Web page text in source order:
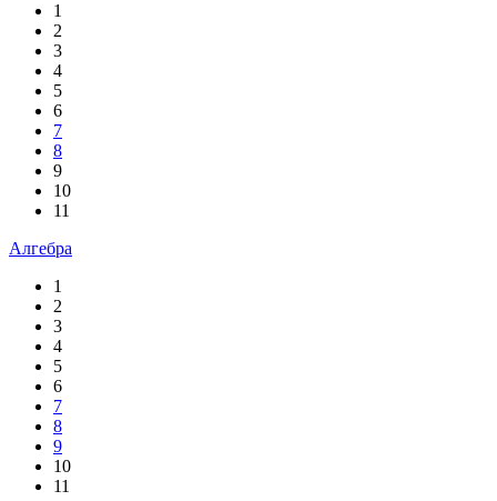
1
2
3
4
5
6
7
8
9
10
11
Алгебра
1
2
3
4
5
6
7
8
9
10
11